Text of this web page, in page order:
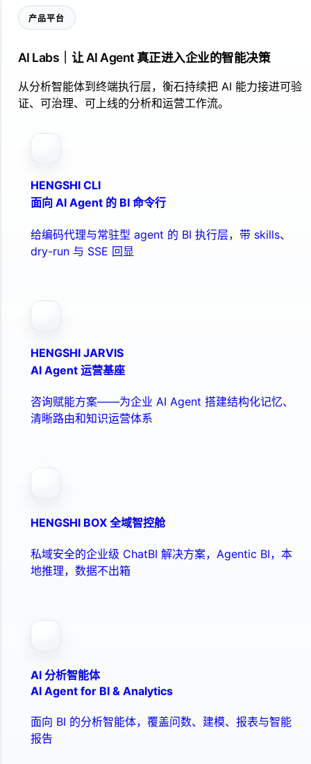
产品平台
AI Labs｜让 AI Agent 真正进入企业的智能决策
从分析智能体到终端执行层，衡石持续把 AI 能力接进可验
证、可治理、可上线的分析和运营工作流。
HENGSHI CLI
面向 AI Agent 的 BI 命令行
给编码代理与常驻型 agent 的 BI 执行层，带 skills、
dry-run 与 SSE 回显
HENGSHI JARVIS
AI Agent 运营基座
咨询赋能方案——为企业 AI Agent 搭建结构化记忆、
清晰路由和知识运营体系
HENGSHI BOX 全域智控舱
私域安全的企业级 ChatBI 解决方案，Agentic BI，本
地推理，数据不出箱
AI 分析智能体
AI Agent for BI & Analytics
面向 BI 的分析智能体，覆盖问数、建模、报表与智能
报告